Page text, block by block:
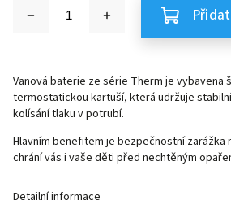
Vanová baterie ze série Therm je vybavena
termostatickou kartuší, která udržuje
kolísání tlaku v potrubí.
Hlavním benefitem je bezpečnostní zarážka
chrání vás i vaše děti před nechtěným
Detailní informace